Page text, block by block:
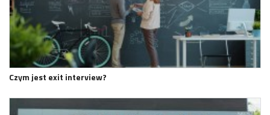
Czym jest exit interview?